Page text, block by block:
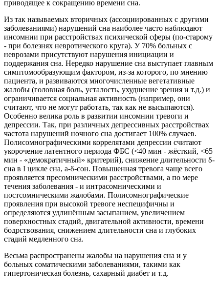
приводящее к сокращению времени сна.
Из так называемых вторичных (ассоциированных с другими
заболеваниями) нарушений сна наиболее часто наблюдают
инсомнии при расстройствах психической сферы (по-старому
- при болезнях невротического круга). У 70% больных с
неврозами присутствуют нарушения инициации и
поддержания сна. Нередко нарушение сна выступает главным
симптомообразующим фактором, из-за которого, по мнению
пациента, и развиваются многочисленные вегетативные
жалобы (головная боль, усталость, ухудшение зрения и т.д.) и
ограничивается социальная активность (например, они
считают, что не могут работать, так как не высыпаются).
Особенно велика роль в развитии инсомнии тревоги и
депрессии. Так, при различных депрессивных расстройствах
частота нарушений ночного сна достигает 100% случаев.
Полисомнографическими коррелятами депрессии считают
укорочение латентного периода ФБС (<40 мин - жёсткий, <65
мин - «демократичный» критерий), снижение длительности δ-
сна в I цикле сна, а-δ-сон. Повышенная тревога чаще всего
проявляется пресомническими расстройствами, а по мере
течения заболевания - и интрасомническими и
постсомническими жалобами. Полисомнографические
проявления при высокой тревоге неспецифичны и
определяются удлинённым засыпанием, увеличением
поверхностных стадий, двигательной активности, времени
бодрствования, снижением длительности сна и глубоких
стадий медленного сна.
Весьма распространены жалобы на нарушения сна и у
больных соматическими заболеваниями, такими как
гипертоническая болезнь, сахарный диабет и т.д.